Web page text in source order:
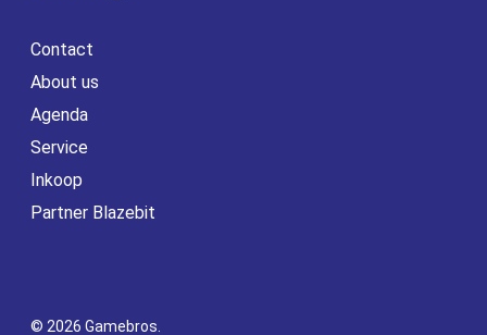
Contact
About us
Agenda
Service
Inkoop
Partner Blazebit
© 2026 Gamebros.